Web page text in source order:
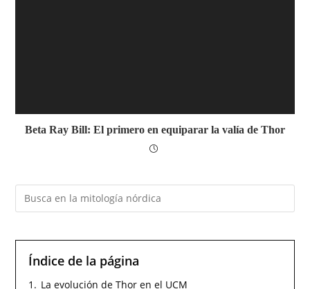
Beta Ray Bill: El primero en equiparar la valía de Thor
Índice de la página
1. La evolución de Thor en el UCM